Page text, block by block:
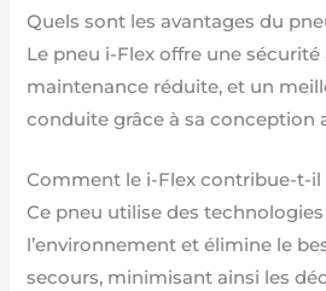
Quels sont les avantages du
Le pneu i-Flex offre une sécurité
maintenance réduite, et un
conduite grâce à sa conception
Comment le i-Flex contribue-t-il
Ce pneu utilise des
l’environnement et élimine le
secours, minimisant ainsi les